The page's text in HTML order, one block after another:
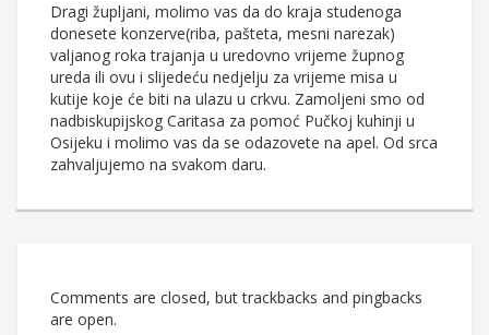
Dragi župljani, molimo vas da do kraja studenoga
donesete konzerve(riba, pašteta, mesni narezak)
valjanog roka trajanja u uredovno vrijeme župnog
ureda ili ovu i slijedeću nedjelju za vrijeme misa u
kutije koje će biti na ulazu u crkvu. Zamoljeni smo od
nadbiskupijskog Caritasa za pomoć Pučkoj kuhinji u
Osijeku i molimo vas da se odazovete na apel. Od srca
zahvaljujemo na svakom daru.
Comments are closed, but trackbacks and pingbacks
are open.